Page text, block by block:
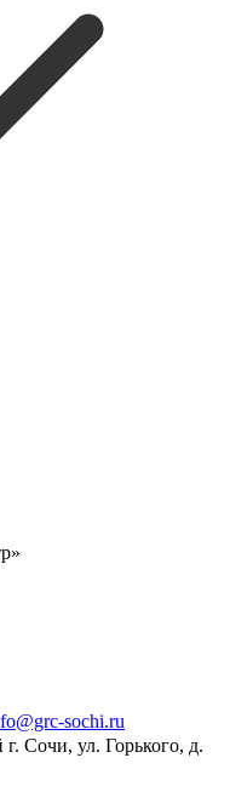
sochi.ru
Сочи, ул. Горького, д.